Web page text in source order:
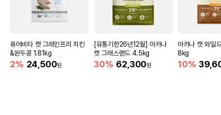
퓨어비타 캣 그레인프리 치킨
&완두콩 1.81kg
2% 24,500원
[유통기한26년12월] 아카나
캣 그래스랜드 4.5kg
30% 62,300원
아카나 캣 와일
8kg
10%